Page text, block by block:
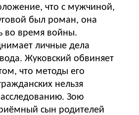
что с мужчиной,
был роман, она
во время войны.
личные дела
Жуковский обвиняет
что методы его
нельзя
Зою
сын родителей